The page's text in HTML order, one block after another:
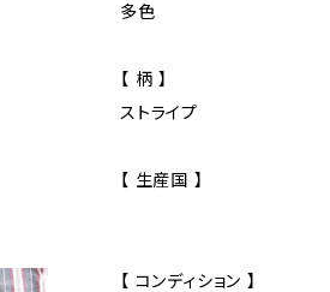
多色
【 柄 】
ストライプ
【 生産国 】
【 コンディション 】